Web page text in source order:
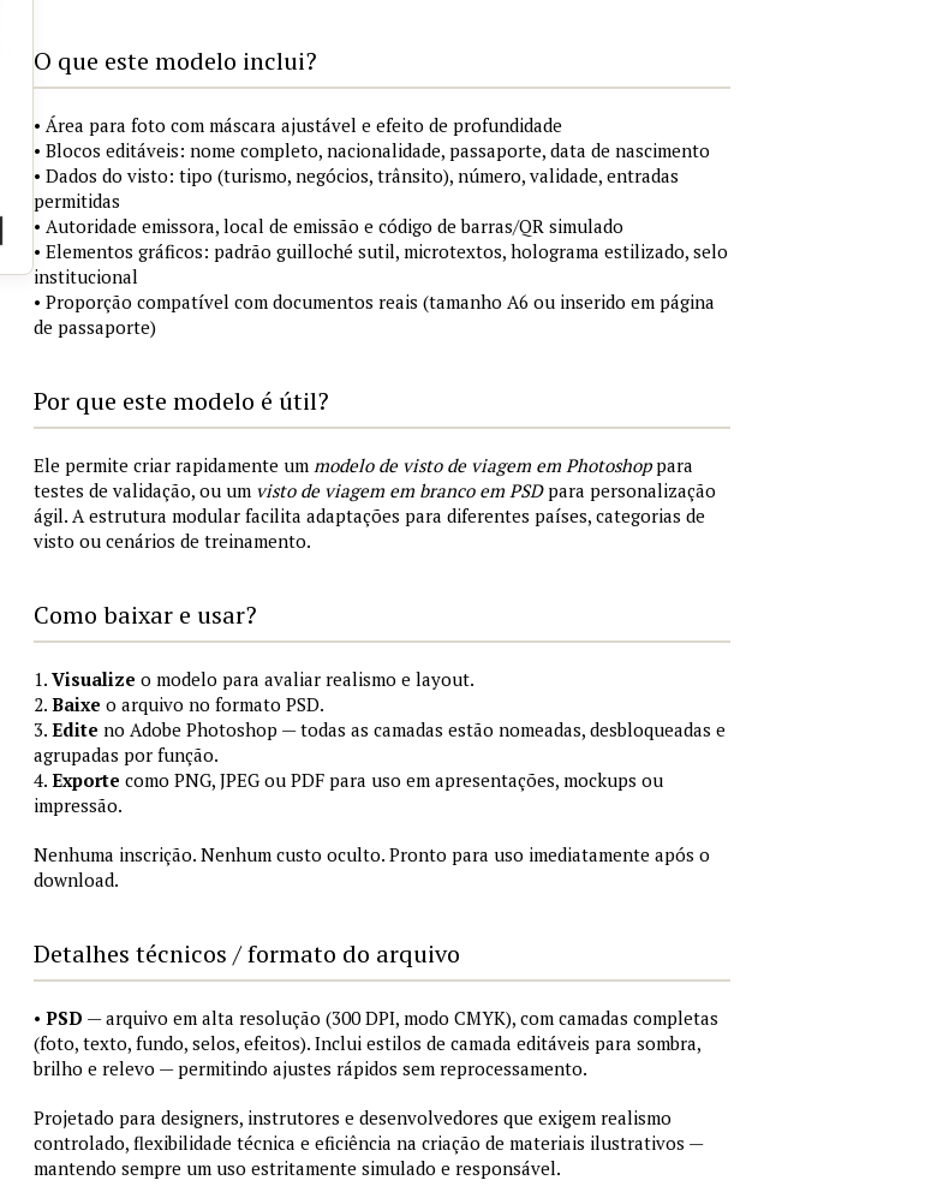
O que este modelo inclui?
• Área para foto com máscara ajustável e efeito de profundidade
• Blocos editáveis: nome completo, nacionalidade, passaporte, data de nascimento
• Dados do visto: tipo (turismo, negócios, trânsito), número, validade, entradas
permitidas
• Autoridade emissora, local de emissão e código de barras/QR simulado
• Elementos gráficos: padrão guilloché sutil, microtextos, holograma estilizado, selo
institucional
• Proporção compatível com documentos reais (tamanho A6 ou inserido em página
de passaporte)
Por que este modelo é útil?
Ele permite criar rapidamente um modelo de visto de viagem em Photoshoppara
testes de validação, ou um visto de viagem em branco em PSDpara personalização
ágil. A estrutura modular facilita adaptações para diferentes países, categorias de
visto ou cenários de treinamento.
Como baixar e usar?
1. Visualize o modelo para avaliar realismo e layout.
2. Baixe o arquivo no formato PSD.
3. Edite no Adobe Photoshop — todas as camadas estão nomeadas, desbloqueadas e
agrupadas por função.
4. Exporte como PNG, JPEG ou PDF para uso em apresentações, mockups ou
impressão.
Nenhuma inscrição. Nenhum custo oculto. Pronto para uso imediatamente após o
download.
Detalhes técnicos / formato do arquivo
• PSD — arquivo em alta resolução (300 DPI, modo CMYK), com camadas completas
(foto, texto, fundo, selos, efeitos). Inclui estilos de camada editáveis para sombra,
brilho e relevo — permitindo ajustes rápidos sem reprocessamento.
Projetado para designers, instrutores e desenvolvedores que exigem realismo
controlado, flexibilidade técnica e eficiência na criação de materiais ilustrativos —
mantendo sempre um uso estritamente simulado e responsável.